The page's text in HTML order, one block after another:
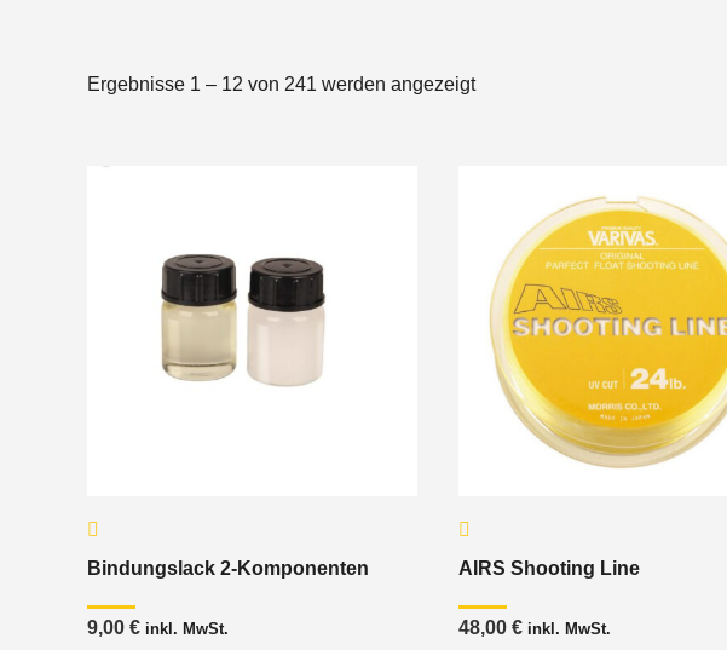
Ergebnisse 1 – 12 von 241 werden angezeigt
Bindungslack 2-Komponenten
9,00 € inkl. MwSt.
AIRS Shooting Line
48,00 € inkl. MwSt.